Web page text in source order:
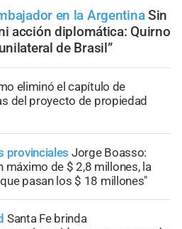
en la Argentina Sin
acción diplomática: Quirno
de Brasil”
eliminó el capítulo de
del proyecto de propiedad
provinciales Jorge Boasso:
máximo de $ 2,8 millones, la
pasan los $ 18 millones"
Santa Fe brinda